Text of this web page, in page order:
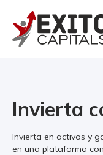
Invierta
Invierta en activos y
en una plataforma